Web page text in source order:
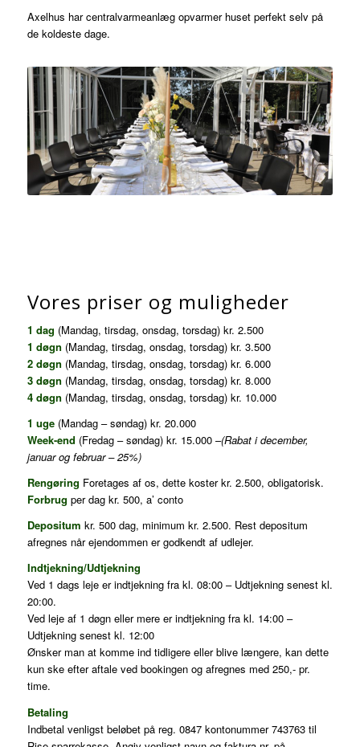
Axelhus har centralvarmeanlæg opvarmer huset perfekt selv på
de koldeste dage.
Vores priser og muligheder
1 dag (Mandag, tirsdag, onsdag, torsdag) kr. 2.500
1 døgn (Mandag, tirsdag, onsdag, torsdag) kr. 3.500
2 døgn (Mandag, tirsdag, onsdag, torsdag) kr. 6.000
3 døgn (Mandag, tirsdag, onsdag, torsdag) kr. 8.000
4 døgn (Mandag, tirsdag, onsdag, torsdag) kr. 10.000
1 uge(Mandag – søndag) kr. 20.000
Week-end (Fredag – søndag) kr. 15.000 –(Rabat i december,
januar og februar – 25%)
Rengøring Foretages af os, dette koster kr. 2.500, obligatorisk.
Forbrug per dag kr. 500, a’ conto
Depositum kr. 500 dag, minimum kr. 2.500. Rest depositum
afregnes når ejendommen er godkendt af udlejer.
Indtjekning/Udtjekning
Ved 1 dags leje er indtjekning fra kl. 08:00 – Udtjekning senest kl.
20:00.
Ved leje af 1 døgn eller mere er indtjekning fra kl. 14:00 –
Udtjekning senest kl. 12:00
Ønsker man at komme ind tidligere eller blive længere, kan dette
kun ske efter aftale ved bookingen og afregnes med 250,- pr.
time.
Betaling
Indbetal venligst beløbet på reg. 0847 kontonummer 743763 til